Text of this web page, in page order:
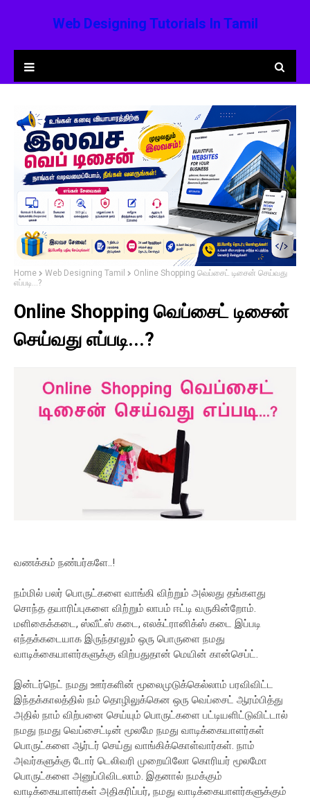
Web Designing Tutorials In Tamil
Home Web Designing Tamil
Online Shopping வெப்சைட் டிசைன் செய்வது
எப்படி...?
Online Shopping வெப்சைட் டிசைன்
செய்வது எப்படி...?
வணக்கம் நண்பர்களே..!
நம்மில் பலர் பொருட்களை வாங்கி விற்றும் அல்லது தங்களது
சொந்த தயாரிப்புகளை விற்றும் லாபம் ஈட்டி வருகின்றோம்.
மளிகைக்கடை, ஸ்வீட்ஸ் கடை, எலக்ட்ரானிக்ஸ் கடை இப்படி
எந்தக்கடையாக இருந்தாலும் ஒரு பொருளை நமது
வாடிக்கையாளர்களுக்கு விற்பதுதான் மெயின் கான்செப்ட்.
இன்டர்நெட் நமது ஊர்களின் மூலைமுடுக்கெல்லாம் பரவிவிட்ட
இந்தக்காலத்தில் நம் தொழிலுக்கென ஒரு வெப்சைட் ஆரம்பித்து
அதில் நாம் விற்பனை செய்யும் பொருட்களை பட்டியளிட்டுவிட்டால்
நமது நமது வெப்சைட்டின் மூலமே நமது வாடிக்கையாளர்கள்
பொருட்களை ஆர்டர் செய்து வாங்கிக்கொள்வார்கள். நாம்
அவர்களுக்கு டோர் டெலிவரி முறையிலோ கொரியர் மூலமோ
பொருட்களை அனுப்பிவிடலாம். இதனால் நமக்கும்
வாடிக்கையாளர்கள் அதிகரிப்பர், நமது வாடிக்கையாளர்களுக்கும்